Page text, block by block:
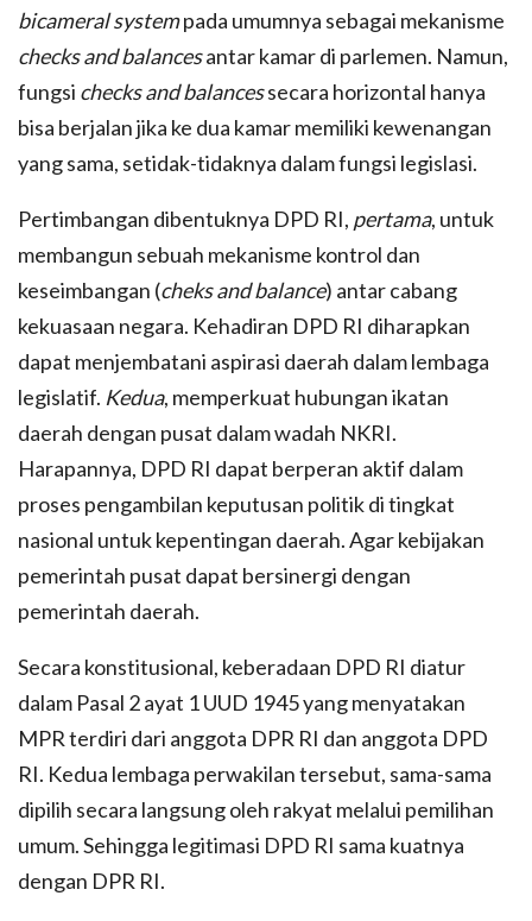
bicameral systempada umumnya sebagai mekanisme
checks and balancesantar kamar di parlemen. Namun,
fungsi checks and balancessecara horizontal hanya
bisa berjalan jika ke dua kamar memiliki kewenangan
yang sama, setidak-tidaknya dalam fungsi legislasi.
Pertimbangan dibentuknya DPD RI, pertama, untuk
membangun sebuah mekanisme kontrol dan
keseimbangan (cheks and balance) antar cabang
kekuasaan negara. Kehadiran DPD RI diharapkan
dapat menjembatani aspirasi daerah dalam lembaga
legislatif. Kedua, memperkuat hubungan ikatan
daerah dengan pusat dalam wadah NKRI.
Harapannya, DPD RI dapat berperan aktif dalam
proses pengambilan keputusan politik di tingkat
nasional untuk kepentingan daerah. Agar kebijakan
pemerintah pusat dapat bersinergi dengan
pemerintah daerah.
Secara konstitusional, keberadaan DPD RI diatur
dalam Pasal 2 ayat 1 UUD 1945 yang menyatakan
MPR terdiri dari anggota DPR RI dan anggota DPD
RI. Kedua lembaga perwakilan tersebut, sama-sama
dipilih secara langsung oleh rakyat melalui pemilihan
umum. Sehingga legitimasi DPD RI sama kuatnya
dengan DPR RI.